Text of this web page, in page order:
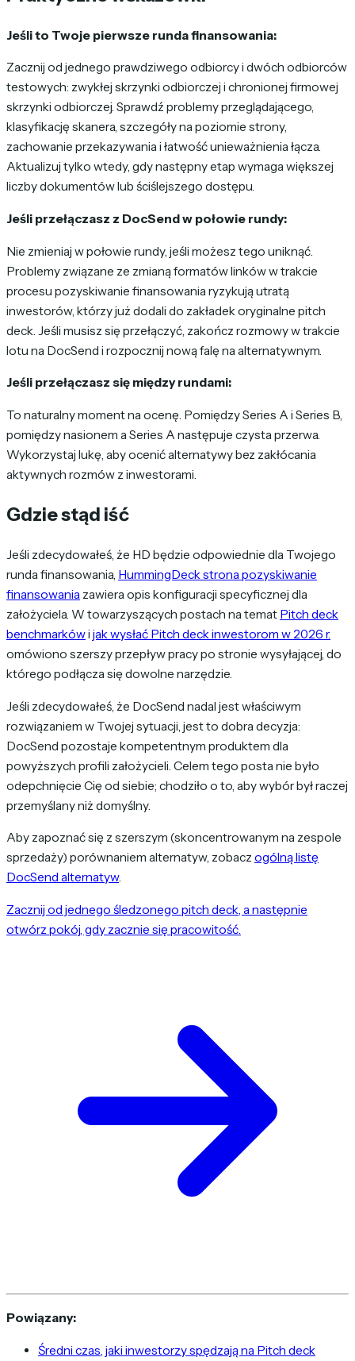
Jeśli to Twoje pierwsze runda finansowania:
Zacznij od jednego prawdziwego odbiorcy i dwóch odbiorców
testowych: zwykłej skrzynki odbiorczej i chronionej firmowej
skrzynki odbiorczej. Sprawdź problemy przeglądającego,
klasyfikację skanera, szczegóły na poziomie strony,
zachowanie przekazywania i łatwość unieważnienia łącza.
Aktualizuj tylko wtedy, gdy następny etap wymaga większej
liczby dokumentów lub ściślejszego dostępu.
Jeśli przełączasz z DocSend w połowie rundy:
Nie zmieniaj w połowie rundy, jeśli możesz tego uniknąć.
Problemy związane ze zmianą formatów linków w trakcie
procesu pozyskiwanie finansowania ryzykują utratą
inwestorów, którzy już dodali do zakładek oryginalne pitch
deck. Jeśli musisz się przełączyć, zakończ rozmowy w trakcie
lotu na DocSend i rozpocznij nową falę na alternatywnym.
Jeśli przełączasz się między rundami:
To naturalny moment na ocenę. Pomiędzy Series A i Series B,
pomiędzy nasionem a Series A następuje czysta przerwa.
Wykorzystaj lukę, aby ocenić alternatywy bez zakłócania
aktywnych rozmów z inwestorami.
Gdzie stąd iść
Jeśli zdecydowałeś, że HD będzie odpowiednie dla Twojego
runda finansowania, HummingDeck strona pozyskiwanie
finansowania zawiera opis konfiguracji specyficznej dla
założyciela. W towarzyszących postach na temat Pitch deck
benchmarkówi jak wysłać Pitch deck inwestorom w 2026 r.
omówiono szerszy przepływ pracy po stronie wysyłającej, do
którego podłącza się dowolne narzędzie.
Jeśli zdecydowałeś, że DocSend nadal jest właściwym
rozwiązaniem w Twojej sytuacji, jest to dobra decyzja:
DocSend pozostaje kompetentnym produktem dla
powyższych profili założycieli. Celem tego posta nie było
odepchnięcie Cię od siebie; chodziło o to, aby wybór był raczej
przemyślany niż domyślny.
Aby zapoznać się z szerszym (skoncentrowanym na zespole
sprzedaży) porównaniem alternatyw, zobacz ogólną listę
DocSend alternatyw.
Zacznij od jednego śledzonego pitch deck, a następnie
otwórz pokój, gdy zacznie się pracowitość.
Powiązany:
Średni czas, jaki inwestorzy spędzają na Pitch deck